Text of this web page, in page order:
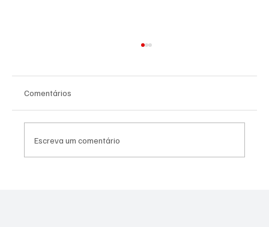
Comentários
Escreva um comentário